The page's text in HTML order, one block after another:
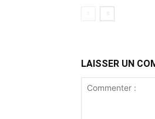
LAISSER UN